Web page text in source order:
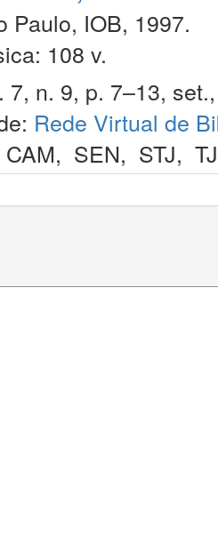
Paulo, IOB, 1997.
108 v.
7, n. 9, p. 7–13,
Rede Virtual de
CAM, SEN, STJ,